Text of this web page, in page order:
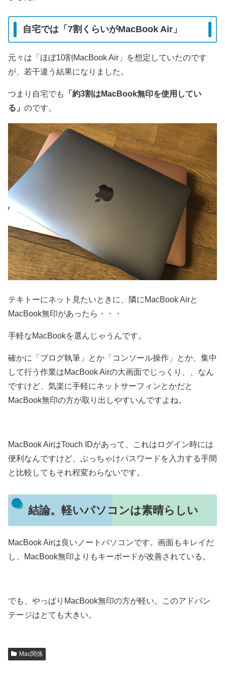
自宅では「7割くらいがMacBook Air」
元々は「ほぼ10割MacBook Air」を想定していたのです
が、若干違う結果になりました。
つまり自宅でも
「約3割はMacBook無印を使用してい
る」 のです。
テキトーにネット見たいときに、隣にMacBook Airと
MacBook無印があったら・・・
手軽なMacBookを選んじゃうんです。
確かに「ブログ執筆」とか「コンソール操作」とか、集中
して行う作業はMacBook Airの大画面でじっくり、、なん
ですけど、気楽に手軽にネットサーフィンとかだと
MacBook無印の方が取り出しやすいんですよね。
MacBook AirはTouch IDがあって、これはログイン時には
便利なんですけど、ぶっちゃけパスワードを入力する手間
と比較してもそれ程変わらないです。
結論。軽いパソコンは素晴らしい
MacBook Airは良いノートパソコンです。画面もキレイだ
し、MacBook無印よりもキーボードが改善されている。
でも、やっぱりMacBook無印の方が軽い。このアドバン
テージはとても大きい。
Mac関係